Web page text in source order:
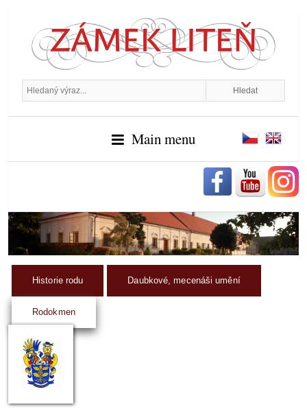
Main menu
Historie rodu Daubkové, mecenáši umění
Rodokmen